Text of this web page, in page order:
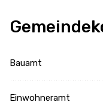
Bauamt
Einwohneramt